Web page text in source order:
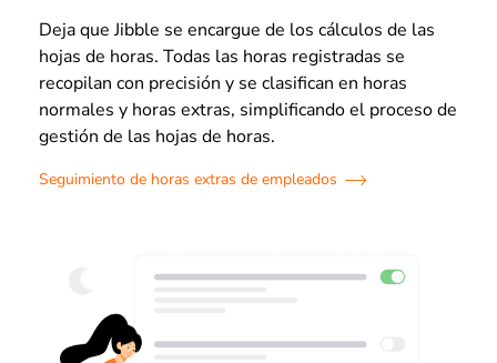
Deja que Jibble se encargue de los cálculos de las
hojas de horas. Todas las horas registradas se
recopilan con precisión y se clasifican en horas
normales y horas extras, simplificando el proceso de
gestión de las hojas de horas.
Seguimiento de horas extras de empleados